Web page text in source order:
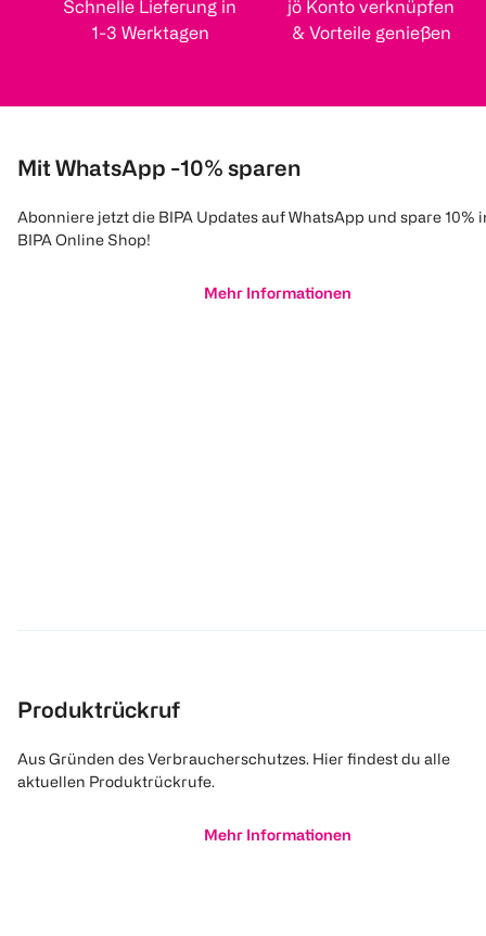
Schnelle Lieferung in
1-3 Werktagen
jö Konto verknüpfen
& Vorteile genießen
Mit WhatsApp -10% sparen
Abonniere jetzt die BIPA Updates auf WhatsApp und spare 10%
BIPA Online Shop!
Mehr Informationen
Produktrückruf
Aus Gründen des Verbraucherschutzes. Hier findest du alle
aktuellen Produktrückrufe.
Mehr Informationen